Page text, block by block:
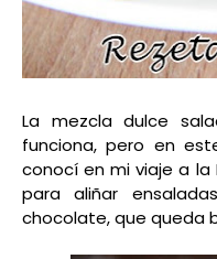
La mezcla dulce
funciona, pero en
conocí en mi viaje a la
para aliñar
chocolate, que queda